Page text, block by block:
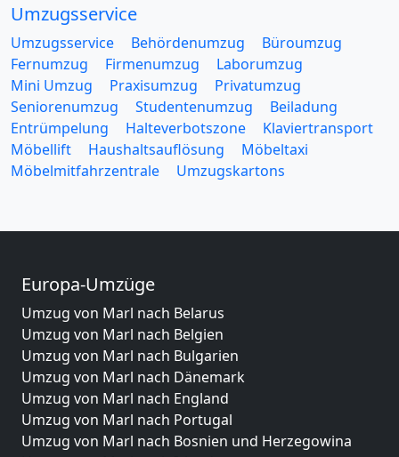
Umzugsservice
Umzugsservice Behördenumzug
Büroumzug
Fernumzug
Firmenumzug
Laborumzug
Mini Umzug
Praxisumzug
Privatumzug
Seniorenumzug
Studentenumzug
Beiladung
Entrümpelung
Halteverbotszone
Klaviertransport
Möbellift
Haushaltsauflösung
Möbeltaxi
Möbelmitfahrzentrale
Umzugskartons
Europa-Umzüge
Umzug von Marl nach Belarus
Umzug von Marl nach Belgien
Umzug von Marl nach Bulgarien
Umzug von Marl nach Dänemark
Umzug von Marl nach England
Umzug von Marl nach Portugal
Umzug von Marl nach Bosnien und Herzegowina